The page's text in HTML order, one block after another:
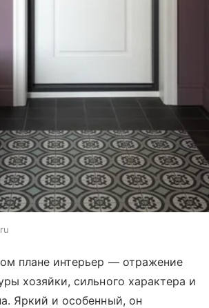
плане интерьер — отражение
хозяйки, сильного характера и
Яркий и особенный, он